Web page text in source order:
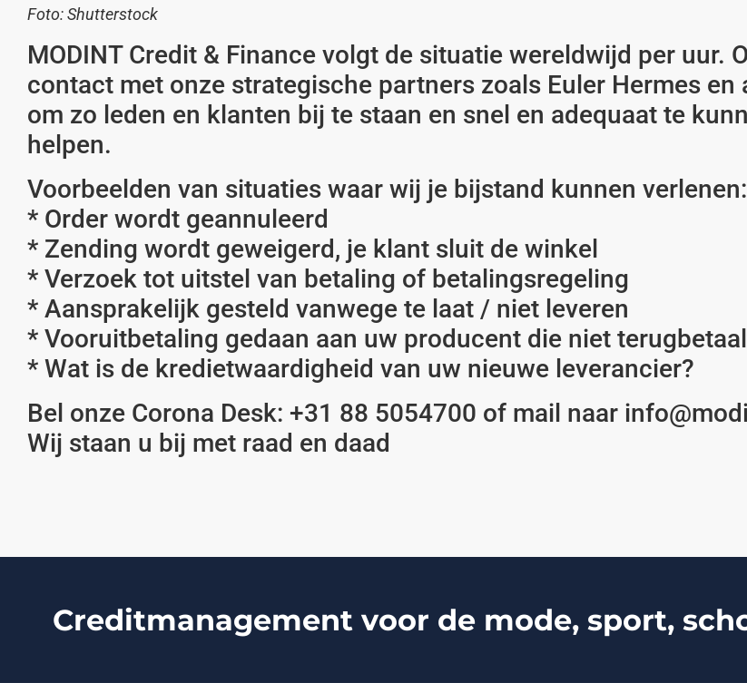
Foto: Shutterstock
MODINT Credit & Finance volgt de situatie wereldwijd per uur.
contact met onze strategische partners zoals Euler Hermes en
om zo leden en klanten bij te staan en snel en adequaat te
helpen.
Voorbeelden van situaties waar wij je bijstand kunnen verlenen:
* Order wordt geannuleerd
* Zending wordt geweigerd, je klant sluit de winkel
* Verzoek tot uitstel van betaling of betalingsregeling
* Aansprakelijk gesteld vanwege te laat / niet leveren
* Vooruitbetaling gedaan aan uw producent die niet
* Wat is de kredietwaardigheid van uw nieuwe leverancier?
Bel onze Corona Desk: +31 88 5054700 of mail naar
Wij staan u bij met raad en daad
Creditmanagement voor de mode, sport,